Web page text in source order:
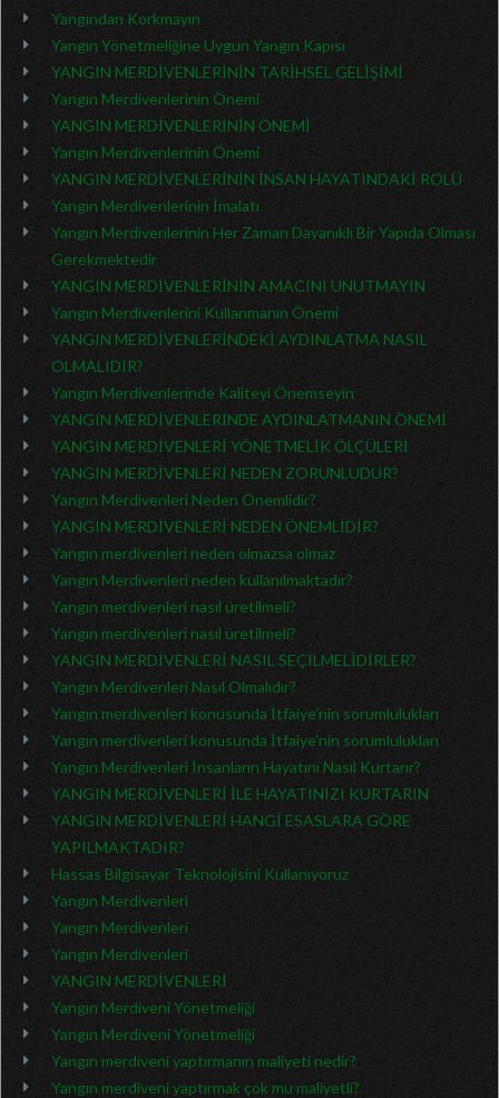
Yangından Korkmayın
Yangın Yönetmeliğine Uygun Yangın Kapısı
YANGIN MERDİVENLERİNİN TARİHSEL GELİŞİMİ
Yangın Merdivenlerinin Önemi
YANGIN MERDİVENLERİNİN ÖNEMİ
Yangın Merdivenlerinin Önemi
YANGIN MERDİVENLERİNİN İNSAN HAYATINDAKİ ROLÜ
Yangın Merdivenlerinin İmalatı
Yangın Merdivenlerinin Her Zaman Dayanıklı Bir Yapıda Olması
Gerekmektedir
YANGIN MERDİVENLERİNİN AMACINI UNUTMAYIN
Yangın Merdivenlerini Kullanmanın Önemi
YANGIN MERDİVENLERİNDEKİ AYDINLATMA NASIL
OLMALIDIR?
Yangın Merdivenlerinde Kaliteyi Önemseyin
YANGIN MERDİVENLERİNDE AYDINLATMANIN ÖNEMİ
YANGIN MERDİVENLERİ YÖNETMELİK ÖLÇÜLERİ
YANGIN MERDİVENLERİ NEDEN ZORUNLUDUR?
Yangın Merdivenleri Neden Önemlidir?
YANGIN MERDİVENLERİ NEDEN ÖNEMLİDİR?
Yangın merdivenleri neden olmazsa olmaz
Yangın Merdivenleri neden kullanılmaktadır?
Yangın merdivenleri nasıl üretilmeli?
Yangın merdivenleri nasıl üretilmeli?
YANGIN MERDİVENLERİ NASIL SEÇİLMELİDİRLER?
Yangın Merdivenleri Nasıl Olmalıdır?
Yangın merdivenleri konusunda İtfaiye’nin sorumlulukları
Yangın merdivenleri konusunda İtfaiye’nin sorumlulukları
Yangın Merdivenleri İnsanların Hayatını Nasıl Kurtarır?
YANGIN MERDİVENLERİ İLE HAYATINIZI KURTARIN
YANGIN MERDİVENLERİ HANGİ ESASLARA GÖRE
YAPILMAKTADIR?
Hassas Bilgisayar Teknolojisini Kullanıyoruz
Yangın Merdivenleri
Yangın Merdivenleri
Yangın Merdivenleri
YANGIN MERDİVENLERİ
Yangın Merdiveni Yönetmeliği
Yangın Merdiveni Yönetmeliği
Yangın merdiveni yaptırmanın maliyeti nedir?
Yangın merdiveni yaptırmak çok mu maliyetli?